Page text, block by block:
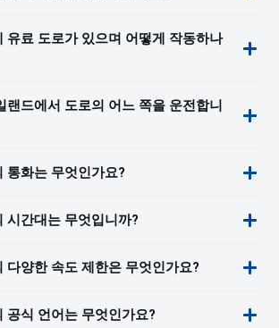
유료 도로가 있으며 어떻게 작동하나
랜드에서 도로의 어느 쪽을 운전합니
통화는 무엇인가요?
시간대는 무엇입니까?
다양한 속도 제한은 무엇인가요?
공식 언어는 무엇인가요?